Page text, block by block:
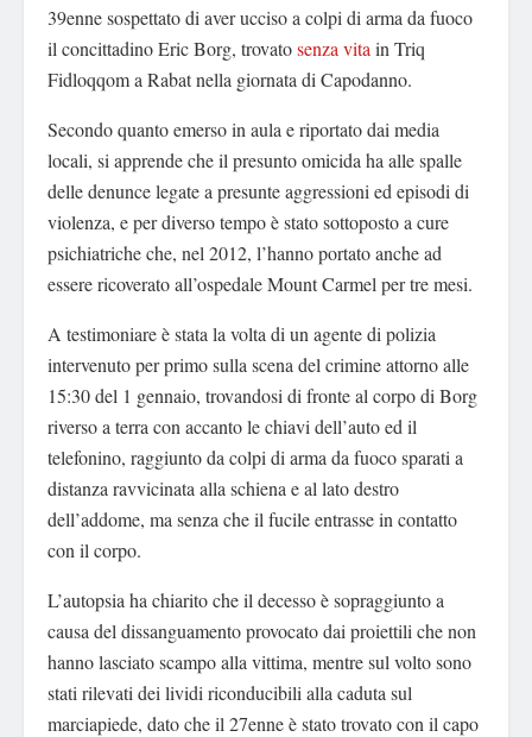
39enne sospettato di aver ucciso a colpi di arma da fuoco
il concittadino Eric Borg, trovatosenza vita in Triq
Fidloqqom a Rabat nella giornata di Capodanno.
Secondo quanto emerso in aula e riportato dai media
locali, si apprende che il presunto omicida ha alle spalle
delle denunce legate a presunte aggressioni ed episodi di
violenza, e per diverso tempo è stato sottoposto a cure
psichiatriche che, nel 2012, l’hanno portato anche ad
essere ricoverato all’ospedale Mount Carmel per tre mesi.
A testimoniare è stata la volta di un agente di polizia
intervenuto per primo sulla scena del crimine attorno alle
15:30 del 1 gennaio, trovandosi di fronte al corpo di Borg
riverso a terra con accanto le chiavi dell’auto ed il
telefonino, raggiunto da colpi di arma da fuoco sparati a
distanza ravvicinata alla schiena e al lato destro
dell’addome, ma senza che il fucile entrasse in contatto
con il corpo.
L’autopsia ha chiarito che il decesso è sopraggiunto a
causa del dissanguamento provocato dai proiettili che non
hanno lasciato scampo alla vittima, mentre sul volto sono
stati rilevati dei lividi riconducibili alla caduta sul
marciapiede, dato che il 27enne è stato trovato con il capo